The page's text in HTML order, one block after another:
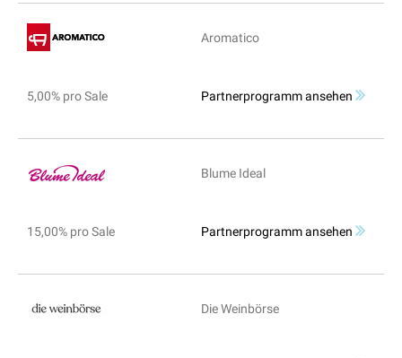
Aromatico
5,00% pro Sale Partnerprogramm ansehen
Blume Ideal
15,00% pro Sale Partnerprogramm ansehen
Die Weinbörse